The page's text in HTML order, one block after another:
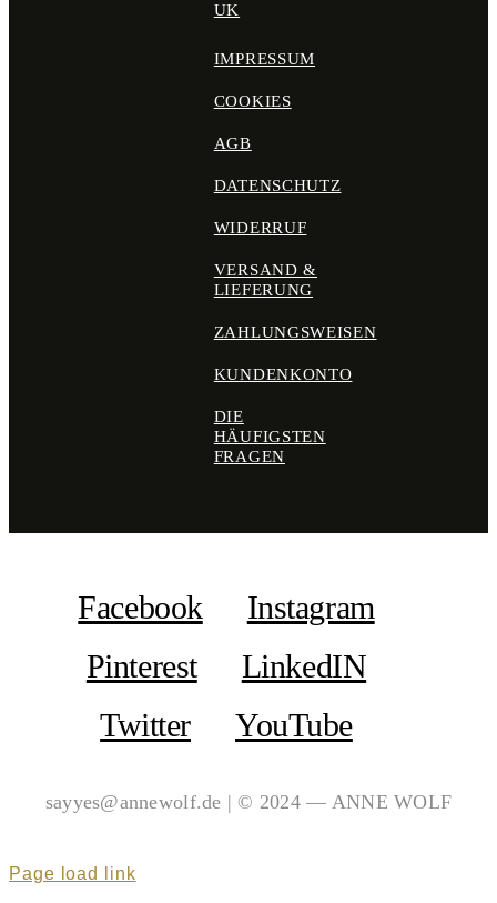
UK
IMPRESSUM
COOKIES
AGB
DATENSCHUTZ
WIDERRUF
VERSAND &
LIEFERUNG
ZAHLUNGSWEISEN
KUNDENKONTO
DIE
HÄUFIGSTEN
FRAGEN
Facebook
Instagram
Pinterest
LinkedIN
Twitter
YouTube
sayyes@annewolf.de | © 2024 — ANNE WOLF
Page load link